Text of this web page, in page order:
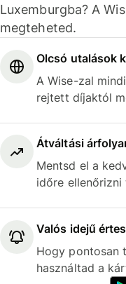
Luxemburgba? A
megteheted.
Olcsó utalások
A Wise-zal
rejtett díjaktól
Átváltási
Mentsd el a
időre
Valós idejű
Hogy pontosan
használtad a